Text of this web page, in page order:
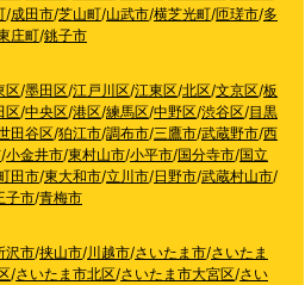
/成田市/芝山町/山武市/横芝光町/匝瑳市/多
庄町/銚子市
区/墨田区/江戸川区/江東区/北区/文京区/板
区/中央区/港区/練馬区/中野区/渋谷区/目黒
田谷区/狛江市/調布市/三鷹市/武蔵野市/西
/小金井市/東村山市/小平市/国分寺市/国立
田市/東大和市/立川市/日野市/武蔵村山市/
子市/青梅市
沢市/挟山市/川越市/さいたま市/さいたま
/さいたま市北区/さいたま市大宮区/さい